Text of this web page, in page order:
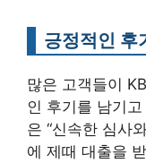
긍정적인 후
많은 고객들이
인 후기를 남기
은 “신속한 심사
에 제때 대출을